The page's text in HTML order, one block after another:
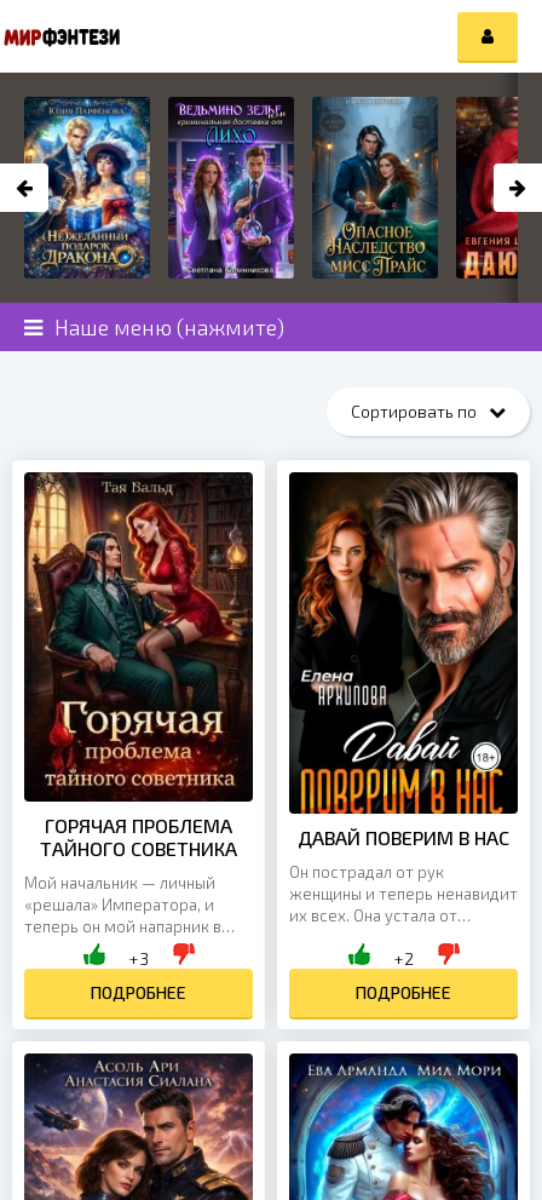
Наше меню (нажмите)
ГОРЯЧАЯ ПРОБЛЕМА
ТАЙНОГО СОВЕТНИКА
Мой начальник — личный
«решала» Императора, и
теперь он мой напарник в
особо опасной миссии, где
нам предстоит изображать
влюблённых супругов. Мне
придётся блистать на балах,
владеть скрытым оружием и
целовать этого
невыносимого эльфа. Но
главная задача — не
позволить врагам раскрыть
наш обман. И самой не сойти
с ума от мысли, что я
безнадёжно...
+3
ПОДРОБНЕЕ
ДАВАЙ ПОВЕРИМ В НАС
Он пострадал от рук
женщины и теперь ненавидит
их всех. Она устала от
сделала себя сама и имеет
иначе, если у неё прозвище
“Люся-железобетон”? Оба
успешны и состоятельны, и
оба не верят в свое светлое
будущее в семье. В тексте
есть: от ненависти до любви,
предательство, взрослые
герои, сильные...
+2
ПОДРОБНЕЕ